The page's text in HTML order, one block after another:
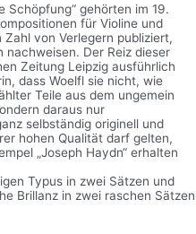
Schöpfung“ gehörten im 19.
für Violine und
von Verlegern publiziert,
nachweisen. Der Reiz dieser
Zeitung Leipzig ausführlich
dass Woelfl sie nicht, wie
Teile aus dem ungemein
daraus nur
selbständig originell und
hohen Qualität darf gelten,
„Joseph Haydn“ erhalten
Typus in zwei Sätzen und
Brillanz in zwei raschen Sätzen